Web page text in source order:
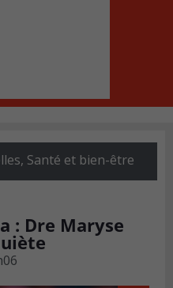
, Santé et bien-être
: Dre Maryse